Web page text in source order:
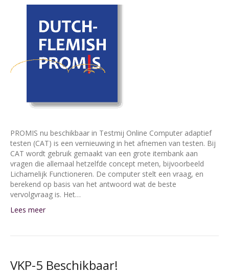
PROMIS nu beschikbaar in Testmij Online Computer adaptief
testen (CAT) is een vernieuwing in het afnemen van testen. Bij
CAT wordt gebruik gemaakt van een grote itembank aan
vragen die allemaal hetzelfde concept meten, bijvoorbeeld
Lichamelijk Functioneren. De computer stelt een vraag, en
berekend op basis van het antwoord wat de beste
vervolgvraag is. Het…
Lees meer
VKP-5 Beschikbaar!